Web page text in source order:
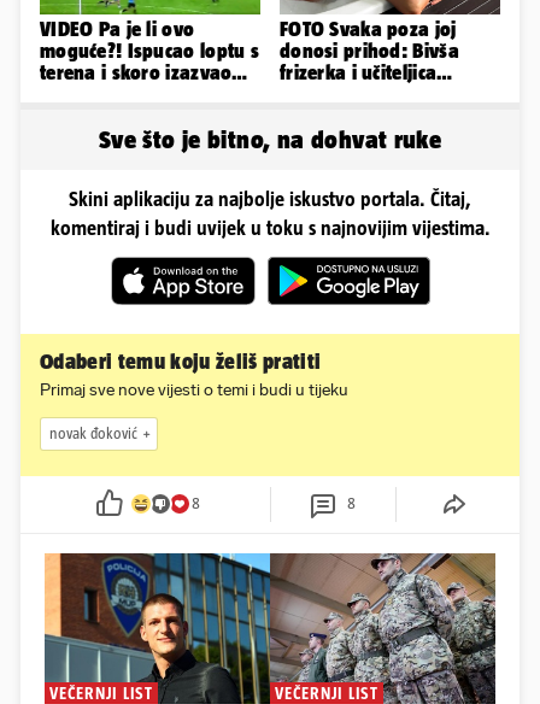
VIDEO Pa je li ovo
moguće?! Ispucao loptu s
terena i skoro izazvao
FOTO Svaka poza joj
donosi prihod: Bivša
frizerka i učiteljica
Sve što je bitno, na dohvat ruke
Skini aplikaciju za najbolje iskustvo portala. Čitaj,
komentiraj i budi uvijek u toku s najnovijim vijestima.
Odaberi temu koju želiš pratiti
Primaj sve nove vijesti o temi i budi u tijeku
novak đoković
8 8